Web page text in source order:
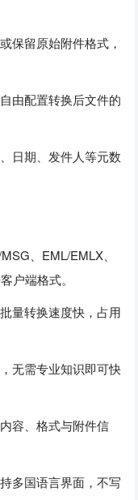
保留原始附件格式，
由配置转换后文件的
日期、发件人等元数
、EML/EMLX、
户端格式。
量转换速度快，占用
无需专业知识即可快
容、格式与附件信
多国语言界面，不写